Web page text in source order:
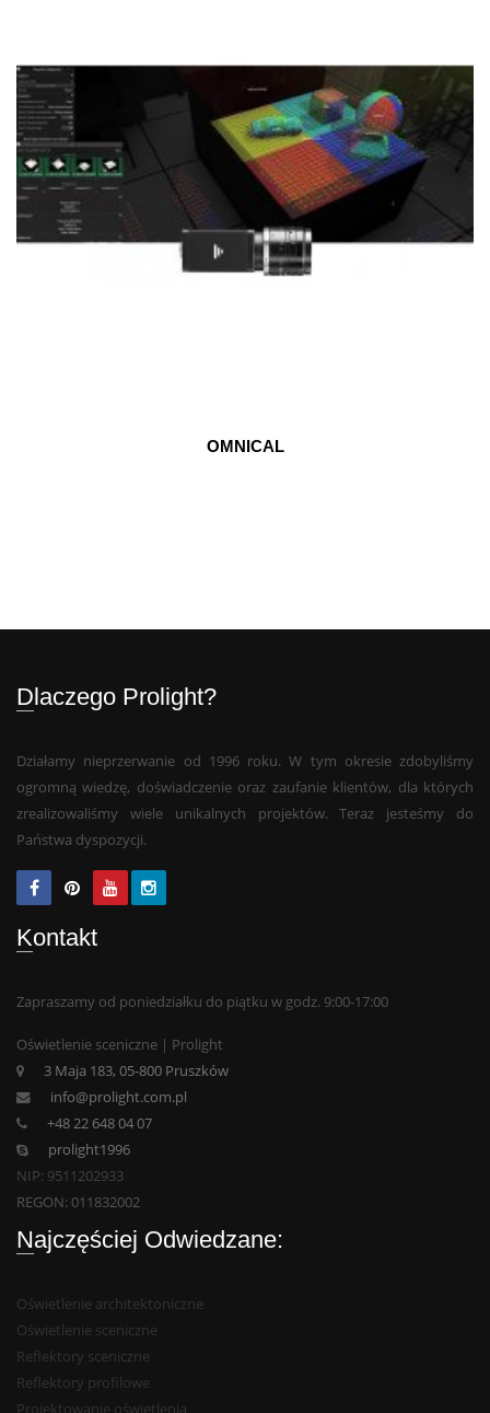
OMNICAL
Dlaczego Prolight?
Działamy nieprzerwanie od 1996 roku. W tym okresie zdobyliśmy
ogromną wiedzę, doświadczenie oraz zaufanie klientów, dla których
zrealizowaliśmy wiele unikalnych projektów. Teraz jesteśmy do
Państwa dyspozycji.
Kontakt
Zapraszamy od poniedziałku do piątku w godz. 9:00-17:00
Oświetlenie sceniczne | Prolight
3 Maja 183, 05-800 Pruszków
info@prolight.com.pl
+48 22 648 04 07
prolight1996
NIP: 9511202933
REGON: 011832002
Najczęściej Odwiedzane:
Oświetlenie architektoniczne
Oświetlenie sceniczne
Reflektory sceniczne
Reflektory profilowe
Projektowanie oświetlenia